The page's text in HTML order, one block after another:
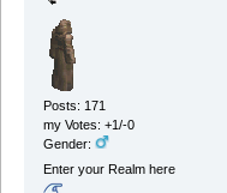
Posts: 171
my Votes: +1/-0
Gender:
Enter your Realm here